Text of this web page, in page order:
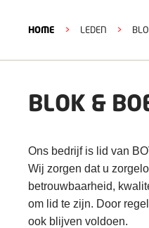
HOME > LEDEN >
BLOK &
Ons bedrijf is lid van
Wij zorgen dat u
betrouwbaarheid,
om lid te zijn. Door
ook blijven voldoen.